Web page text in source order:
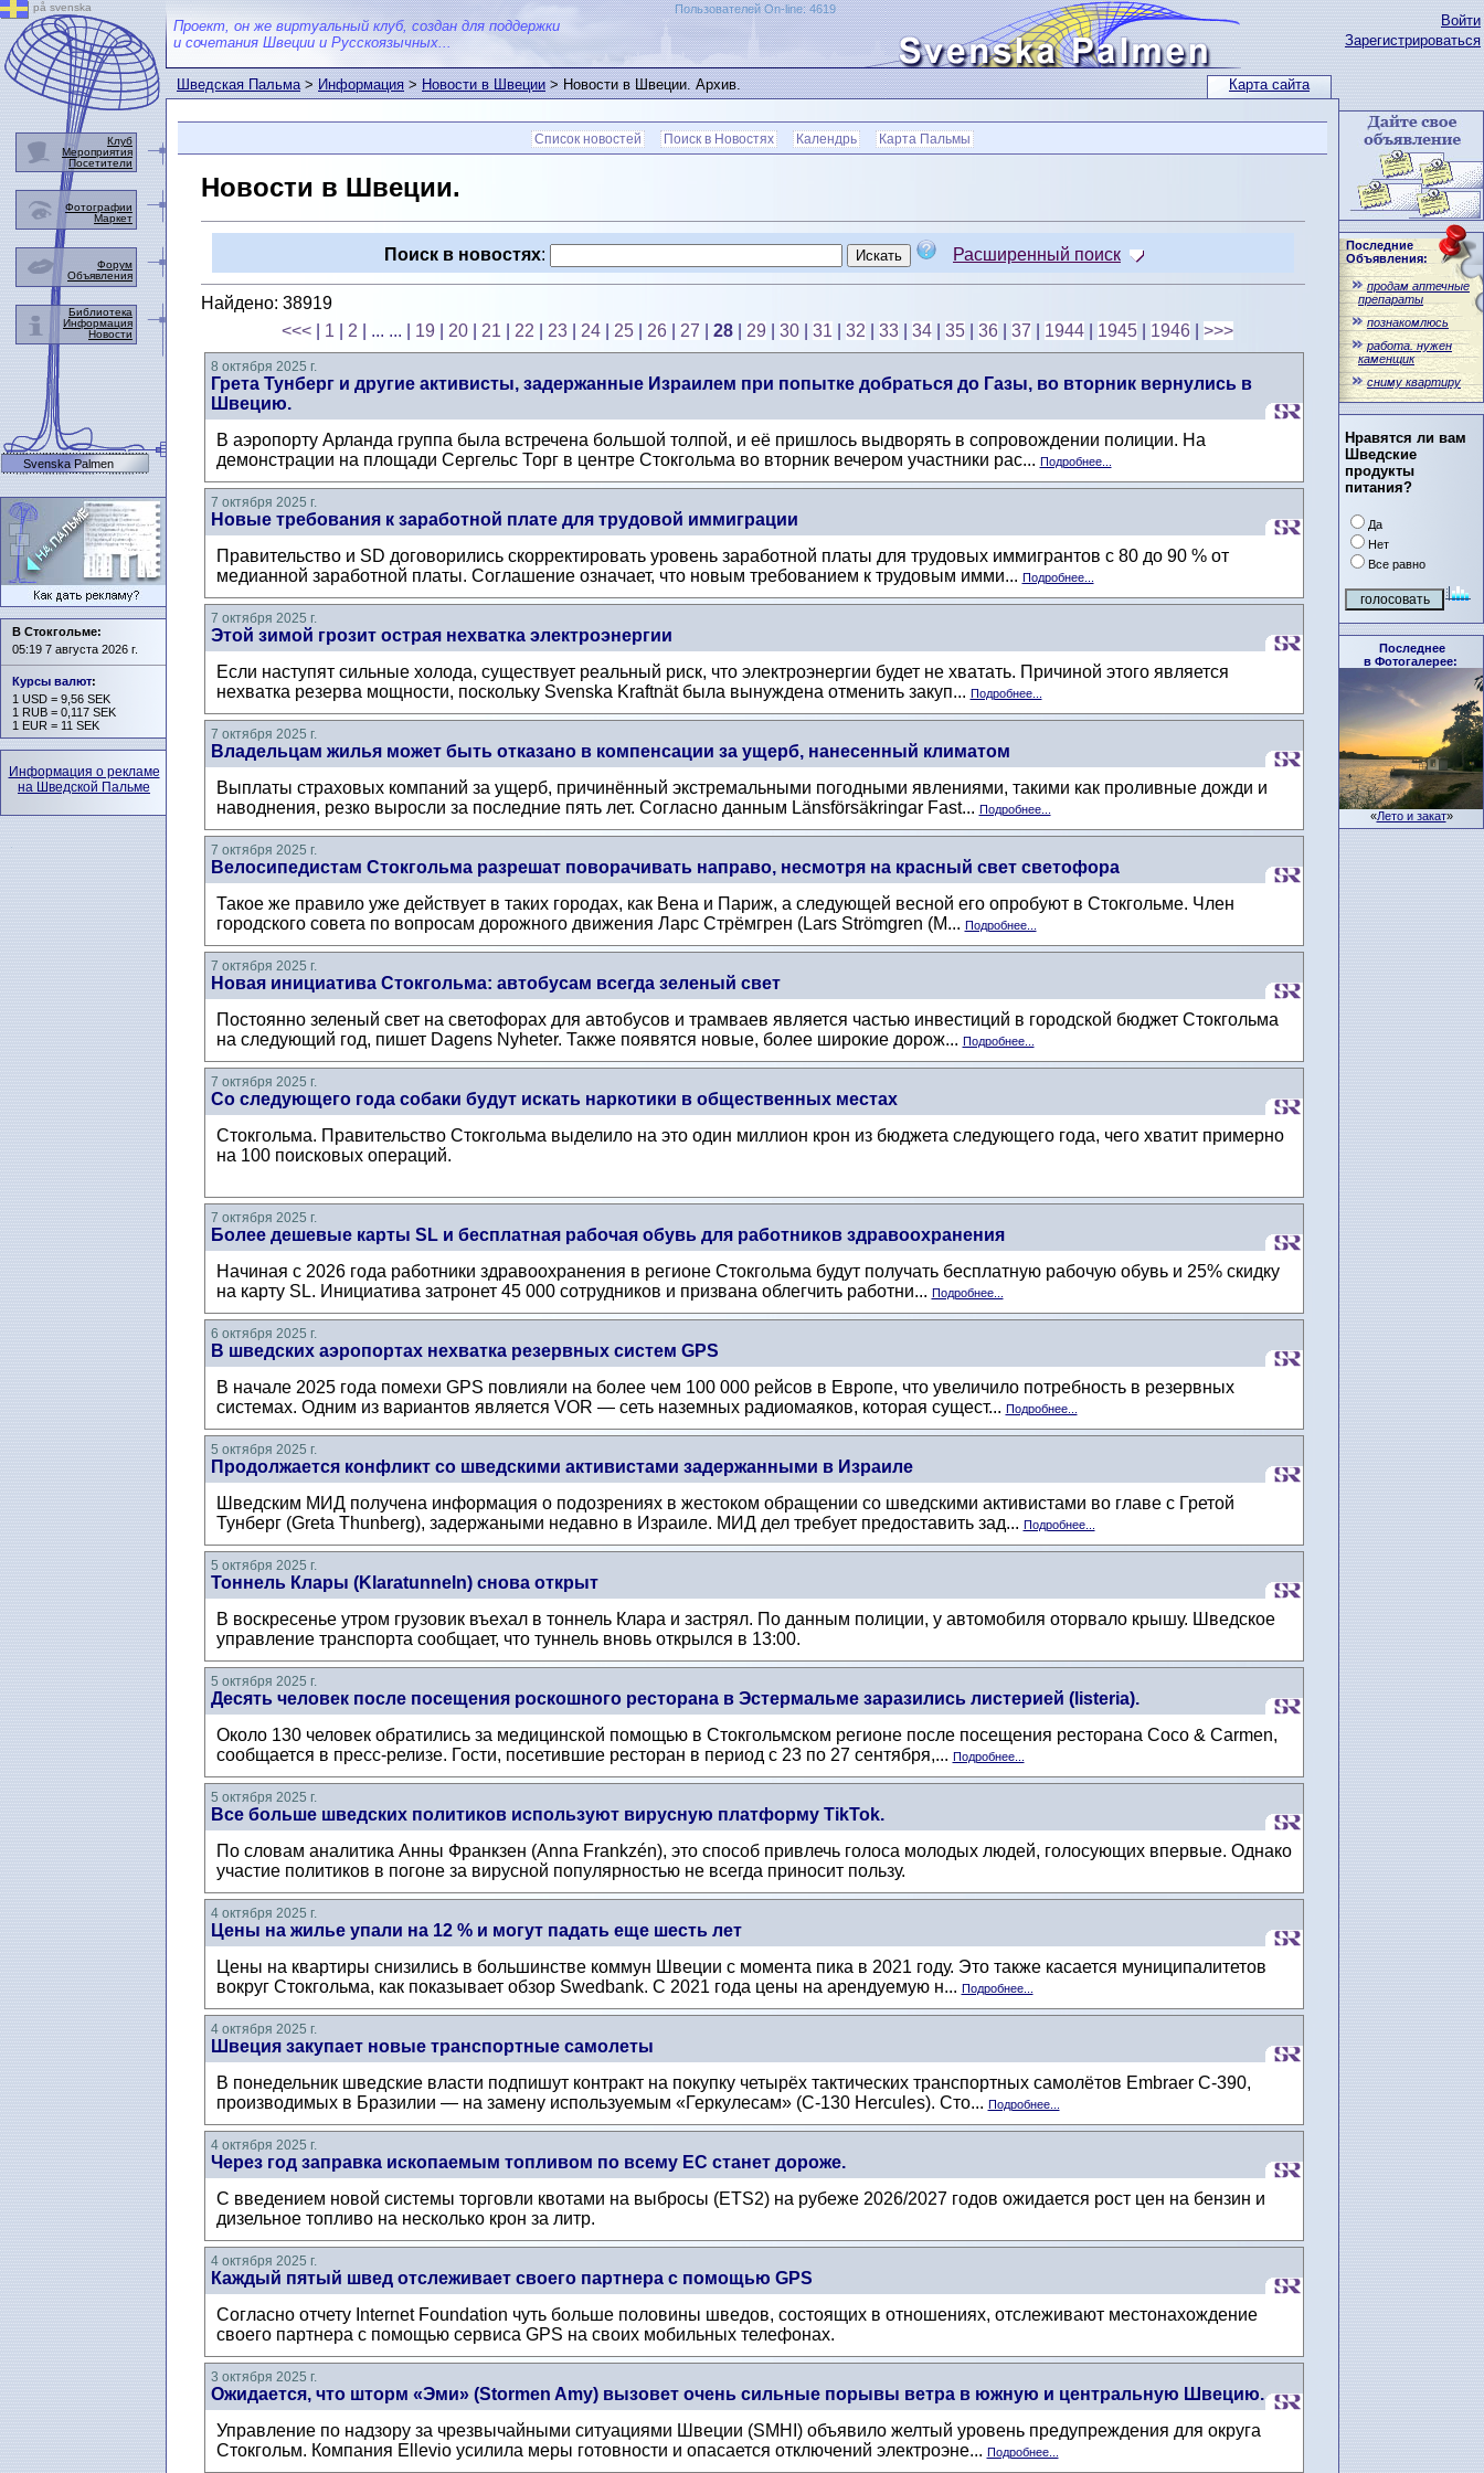
Карта сайта
Войти
Зарегистрироваться
Последние
Объявления:
продам аптечные
препараты
познакомлюсь
работа. нужен
каменщик
сниму квартиру
Нравятся ли вам
Шведские
продукты
питания?
Да
Нет
Все равно
Последнее
в Фотогалерее:
«Лето и закат»
Проект, он же виртуальный клуб, создан для поддержки
и сочетания Швеции и Русскоязычных...
Пользователей On-line: 4619
Шведская Пальма>Информация>Новости в Швеции> Новости в Швеции. Архив.
Список новостей Поиск в Новостях Календрь Карта Пальмы
Новости в Швеции.
Поиск в новостях: Расширенный поиск
Найдено: 38919
<<<
1 2 | ... ... 19 20 21 22 23 24 25 26 27 28 29 30 31 32 33 34 35 36 37 1944 1945 1946 >>>
8 октября 2025 г.
Грета Тунберг и другие активисты, задержанные Израилем при попытке добраться до Газы, во вторник вернулись в
Швецию.
В аэропорту Арланда группа была встречена большой толпой, и её пришлось выдворять в сопровождении полиции. На
демонстрации на площади Сергельс Торг в центре Стокгольма во вторник вечером участники рас... Подробнее...
7 октября 2025 г.
Новые требования к заработной плате для трудовой иммиграции
Правительство и SD договорились скорректировать уровень заработной платы для трудовых иммигрантов с 80 до 90 % от
медианной заработной платы. Соглашение означает, что новым требованием к трудовым имми... Подробнее...
7 октября 2025 г.
Этой зимой грозит острая нехватка электроэнергии
Если наступят сильные холода, существует реальный риск, что электроэнергии будет не хватать. Причиной этого является
нехватка резерва мощности, поскольку Svenska Kraftnät была вынуждена отменить закуп... Подробнее...
7 октября 2025 г.
Владельцам жилья может быть отказано в компенсации за ущерб, нанесенный климатом
Выплаты страховых компаний за ущерб, причинённый экстремальными погодными явлениями, такими как проливные дожди и
наводнения, резко выросли за последние пять лет. Согласно данным Länsförsäkringar Fast... Подробнее...
7 октября 2025 г.
Велосипедистам Стокгольма разрешат поворачивать направо, несмотря на красный свет светофора
Такое же правило уже действует в таких городах, как Вена и Париж, а следующей весной его опробуют в Стокгольме. Член
городского совета по вопросам дорожного движения Ларс Стрёмгрен (Lars Strömgren (M... Подробнее...
7 октября 2025 г.
Новая инициатива Стокгольма: автобусам всегда зеленый свет
Постоянно зеленый свет на светофорах для автобусов и трамваев является частью инвестиций в городской бюджет Стокгольма
на следующий год, пишет Dagens Nyheter. Также появятся новые, более широкие дорож... Подробнее...
7 октября 2025 г.
Со следующего года собаки будут искать наркотики в общественных местах
Стокгольма. Правительство Стокгольма выделило на это один миллион крон из бюджета следующего года, чего хватит примерно
на 100 поисковых операций.
7 октября 2025 г.
Более дешевые карты SL и бесплатная рабочая обувь для работников здравоохранения
Начиная с 2026 года работники здравоохранения в регионе Стокгольма будут получать бесплатную рабочую обувь и 25% скидку
на карту SL. Инициатива затронет 45 000 сотрудников и призвана облегчить работни... Подробнее...
6 октября 2025 г.
В шведских аэропортах нехватка резервных систем GPS
В начале 2025 года помехи GPS повлияли на более чем 100 000 рейсов в Европе, что увеличило потребность в резервных
системах. Одним из вариантов является VOR — сеть наземных радиомаяков, которая сущест... Подробнее...
5 октября 2025 г.
Продолжается конфликт со шведскими активистами задержанными в Израиле
Шведским МИД получена информация о подозрениях в жестоком обращении со шведскими активистами во главе с Гретой
Тунберг (Greta Thunberg), задержаными недавно в Израиле. МИД дел требует предоставить зад... Подробнее...
5 октября 2025 г.
Тоннель Клары (Klaratunneln) снова открыт
В воскресенье утром грузовик въехал в тоннель Клара и застрял. По данным полиции, у автомобиля оторвало крышу. Шведское
управление транспорта сообщает, что туннель вновь открылся в 13:00.
5 октября 2025 г.
Десять человек после посещения роскошного ресторана в Эстермальме заразились листерией (listeria).
Около 130 человек обратились за медицинской помощью в Стокгольмском регионе после посещения ресторана Coco & Carmen,
сообщается в пресс-релизе. Гости, посетившие ресторан в период с 23 по 27 сентября,... Подробнее...
5 октября 2025 г.
Все больше шведских политиков используют вирусную платформу TikTok.
По словам аналитика Анны Франкзен (Anna Frankzén), это способ привлечь голоса молодых людей, голосующих впервые. Однако
участие политиков в погоне за вирусной популярностью не всегда приносит пользу.
4 октября 2025 г.
Цены на жилье упали на 12 % и могут падать еще шесть лет
Цены на квартиры снизились в большинстве коммун Швеции с момента пика в 2021 году. Это также касается муниципалитетов
вокруг Стокгольма, как показывает обзор Swedbank. С 2021 года цены на арендуемую н... Подробнее...
4 октября 2025 г.
Швеция закупает новые транспортные самолеты
В понедельник шведские власти подпишут контракт на покупку четырёх тактических транспортных самолётов Embraer C-390,
производимых в Бразилии — на замену используемым «Геркулесам» (C-130 Hercules). Сто... Подробнее...
4 октября 2025 г.
Через год заправка ископаемым топливом по всему ЕС станет дороже.
С введением новой системы торговли квотами на выбросы (ETS2) на рубеже 2026/2027 годов ожидается рост цен на бензин и
дизельное топливо на несколько крон за литр.
4 октября 2025 г.
Каждый пятый швед отслеживает своего партнера с помощью GPS
Согласно отчету Internet Foundation чуть больше половины шведов, состоящих в отношениях, отслеживают местонахождение
своего партнера с помощью сервиса GPS на своих мобильных телефонах.
3 октября 2025 г.
Ожидается, что шторм «Эми» (Stormen Amy) вызовет очень сильные порывы ветра в южную и центральную Швецию.
Управление по надзору за чрезвычайными ситуациями Швеции (SMHI) объявило желтый уровень предупреждения для округа
Стокгольм. Компания Ellevio усилила меры готовности и опасается отключений электроэне... Подробнее...
på svenska
Клуб
Мероприятия
Посетители
Фотографии
Маркет
Форум
Объявления
Библиотека
Информация
Новости
Svenska Palmen
В Стокгольме:
05:19 7 августа 2026 г.
Курсы валют:
1 USD = 9,56 SEK
1 RUB = 0,117 SEK
1 EUR = 11 SEK
Информация о рекламе
на Шведской Пальме